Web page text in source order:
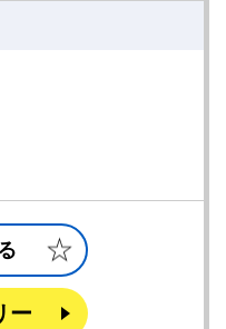
ー